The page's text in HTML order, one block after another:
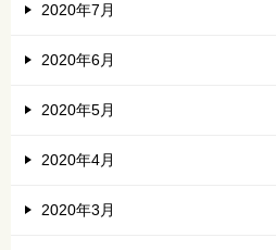
2020年7月
2020年6月
2020年5月
2020年4月
2020年3月